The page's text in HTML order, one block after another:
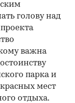
голову над
важна
парка и
мест
отдыха.